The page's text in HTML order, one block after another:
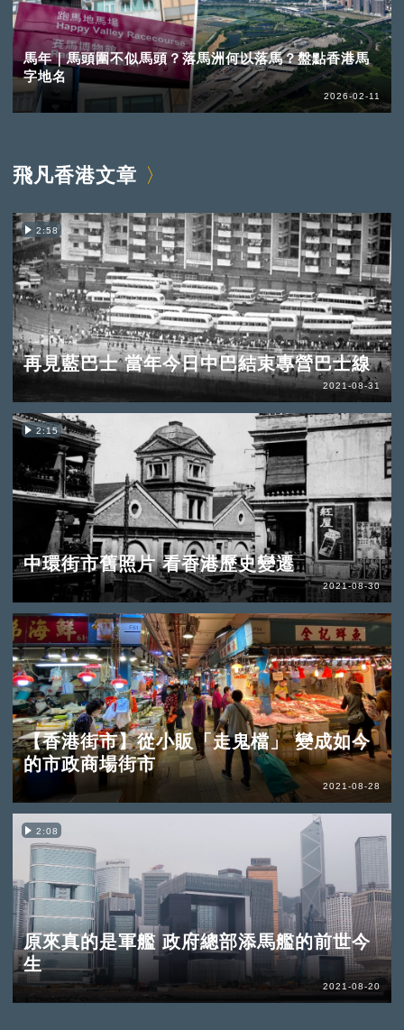
馬年｜馬頭圍不似馬頭？落馬洲何以落馬？盤點香港馬
字地名
2026-02-11
飛凡香港文章
2:58
再見藍巴士 當年今日中巴結束專營巴士線
2021-08-31
2:15
中環街市舊照片 看香港歷史變遷
2021-08-30
【香港街市】從小販「走鬼檔」 變成如今
的市政商場街市
2021-08-28
2:08
原來真的是軍艦 政府總部添馬艦的前世今
生
2021-08-20